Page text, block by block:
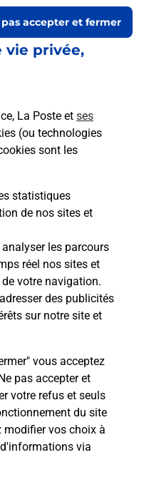
vie privée,
La Poste et ses
(ou technologies
sont les
statistiques
de nos sites et
analyser les parcours
réel nos sites et
votre navigation.
des publicités
sur notre site et
vous acceptez
pas accepter et
votre refus et seuls
du site
modifier vos choix à
via
pas accepter et fermer
vendredi
vendredià
Hérault Aumelas